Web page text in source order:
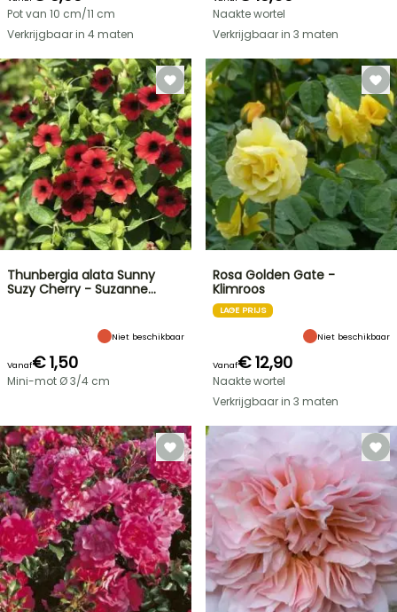
Pot van 10 cm/11 cm
Verkrijgbaar in 4 maten
Naakte wortel
Verkrijgbaar in 3 maten
Thunbergia alata Sunny
Suzy Cherry - Suzanne…
Niet beschikbaar
Vanaf€ 1,50
Mini-mot Ø 3/4 cm
Rosa Golden Gate -
Klimroos
LAGE PRIJS
Niet beschikbaar
Vanaf€ 12,90
Naakte wortel
Verkrijgbaar in 3 maten